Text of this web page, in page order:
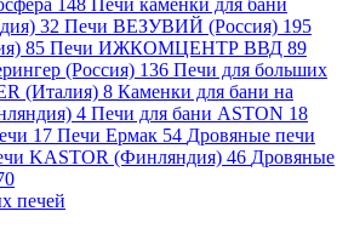
148 Печи каменки для бани
32 Печи ВЕЗУВИЙ (Россия) 195
85 Печи ИЖКОМЦЕНТР ВВД 89
(Россия) 136 Печи для больших
(Италия) 8 Каменки для бани на
4 Печи для бани ASTON 18
17 Печи Ермак 54 Дровяные печи
KASTOR (Финляндия) 46 Дровяные
печей